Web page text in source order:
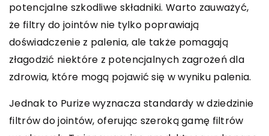
potencjalne szkodliwe składniki. Warto zauważyć,
że filtry do jointów nie tylko poprawiają
doświadczenie z palenia, ale także pomagają
złagodzić niektóre z potencjalnych zagrożeń dla
zdrowia, które mogą pojawić się w wyniku palenia.
Jednak to Purize wyznacza standardy w dziedzinie
filtrów do jointów, oferując szeroką gamę filtrów